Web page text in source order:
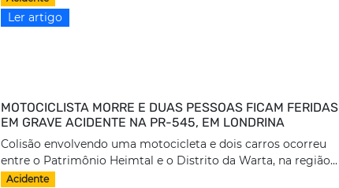
Ler artigo
MOTOCICLISTA MORRE E DUAS PESSOAS FICAM FERIDAS
EM GRAVE ACIDENTE NA PR-545, EM LONDRINA
Colisão envolvendo uma motocicleta e dois carros ocorreu
entre o Patrimônio Heimtal e o Distrito da Warta, na região...
Acidente